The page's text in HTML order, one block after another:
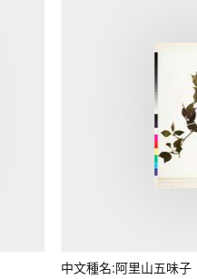
中文種名:阿里山五味子